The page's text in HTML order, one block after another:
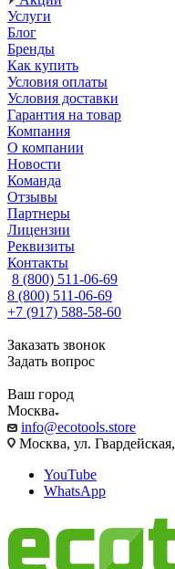
Услуги
Блог
Бренды
Как купить
Условия оплаты
Условия доставки
Гарантия на товар
Компания
О компании
Новости
Команда
Отзывы
Партнеры
Лицензии
Реквизиты
Контакты
8 (800) 511-06-69
8 (800) 511-06-69
+7 (917) 588-58-60
Заказать звонок
Задать вопрос
Ваш город
Москва
info@ecotools.store
Москва, ул.
YouTube
WhatsApp